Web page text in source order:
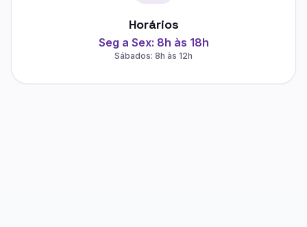
Horários
Seg a Sex: 8h às 18h
Sábados: 8h às 12h